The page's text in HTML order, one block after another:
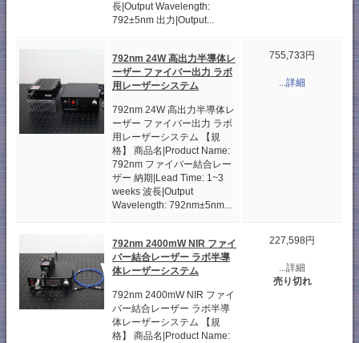
長|Output Wavelength:
792±5nm 出力|Output...
792nm 24W 高出力半導体レ
ーザー ファイバー出力 ラボ
用レーザーシステム
792nm 24W 高出力半導体レ
ーザー ファイバー出力 ラボ
用レーザーシステム 【規
格】 商品名|Product Name:
792nm ファイバー結合レー
ザー 納期|Lead Time: 1~3
weeks 波長|Output
Wavelength: 792nm±5nm...
755,733円
...詳細
792nm 2400mW NIR ファイ
バー結合レーザー ラボ半導
体レーザーシステム
792nm 2400mW NIR ファイ
バー結合レーザー ラボ半導
体レーザーシステム 【規
格】 商品名|Product Name:
227,598円
...詳細
売り切れ